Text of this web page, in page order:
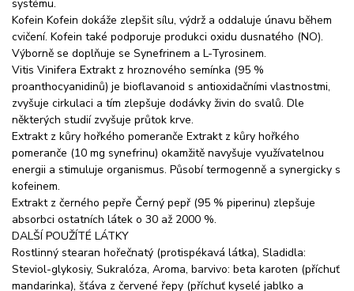
systému.
Kofein Kofein dokáže zlepšit sílu, výdrž a oddaluje únavu během
cvičení. Kofein také podporuje produkci oxidu dusnatého (NO).
Výborně se doplňuje se Synefrinem a L-Tyrosinem.
Vitis Vinifera Extrakt z hroznového semínka (95 %
proanthocyanidinů) je bioflavanoid s antioxidačními vlastnostmi,
zvyšuje cirkulaci a tím zlepšuje dodávky živin do svalů. Dle
některých studií zvyšuje průtok krve.
Extrakt z kůry hořkého pomeranče Extrakt z kůry hořkého
pomeranče (10 mg synefrinu) okamžitě navyšuje využívatelnou
energii a stimuluje organismus. Působí termogenně a synergicky s
kofeinem.
Extrakt z černého pepře Černý pepř (95 % piperinu) zlepšuje
absorbci ostatních látek o 30 až 2000 %.
DALŠÍ POUŽÍTÉ LÁTKY
Rostlinný stearan hořečnatý (protispékavá látka), Sladidla:
Steviol-glykosiy, Sukralóza, Aroma, barvivo: beta karoten (příchuť
mandarinka), šťáva z červené řepy (příchuť kyselé jablko a